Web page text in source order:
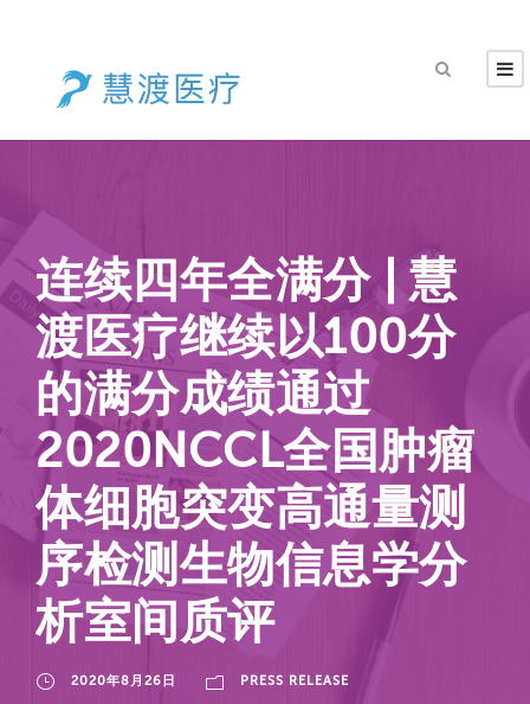
连续四年全满分 | 慧
渡医疗继续以100分
的满分成绩通过
2020NCCL全国肿瘤
体细胞突变高通量测
序检测生物信息学分
析室间质评
2020年8月26日 PRESS RELEASE